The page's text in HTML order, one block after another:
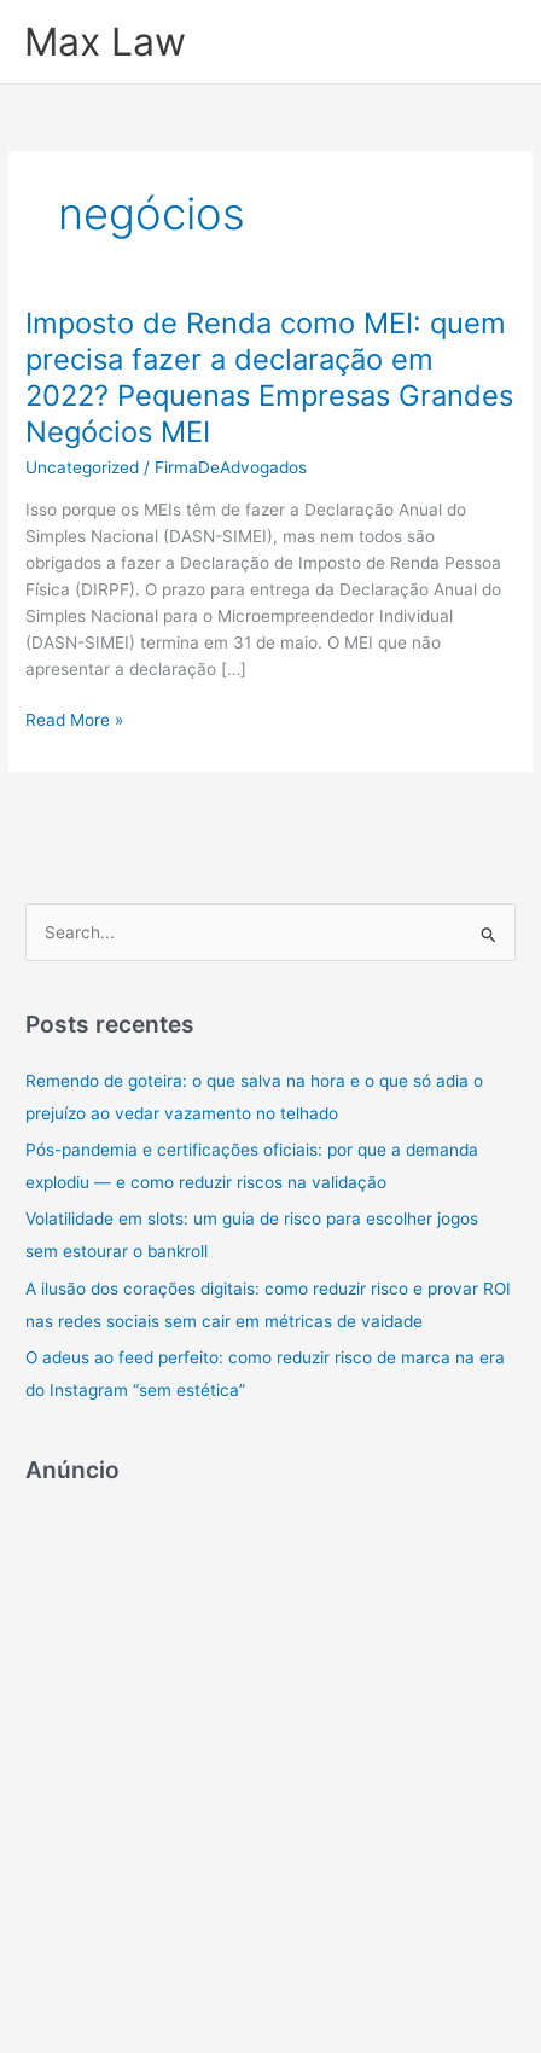
paraMax Law
negócios
Imposto de Renda como MEI: quem
precisa fazer a declaração em
2022? Pequenas Empresas Grandes
Negócios MEI
Uncategorized / FirmaDeAdvogados
Isso porque os MEIs têm de fazer a Declaração Anual do
Simples Nacional (DASN-SIMEI), mas nem todos são
obrigados a fazer a Declaração de Imposto de Renda Pessoa
Física (DIRPF). O prazo para entrega da Declaração Anual do
Simples Nacional para o Microempreendedor Individual
(DASN-SIMEI) termina em 31 de maio. O MEI que não
apresentar a declaração […]
Imposto
fazer
declaração
2022?
Pequenas
Grandes
Negócios
MEI
Read More »
q
i
s
a
r
p
o
Posts recentes
Remendo de goteira: o que salva na hora e o que só adia o
prejuízo ao vedar vazamento no telhado
Pós-pandemia e certificações oficiais: por que a demanda
explodiu — e como reduzir riscos na validação
Volatilidade em slots: um guia de risco para escolher jogos
sem estourar o bankroll
A ilusão dos corações digitais: como reduzir risco e provar ROI
nas redes sociais sem cair em métricas de vaidade
O adeus ao feed perfeito: como reduzir risco de marca na era
do Instagram “sem estética”
Anúncio